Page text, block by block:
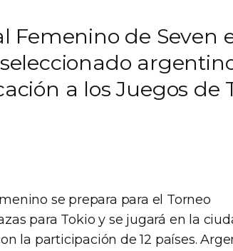
Femenino de Seven
a los Juegos de
se prepara para el Torneo
para Tokio y se jugará en la
la participación de 12 países.